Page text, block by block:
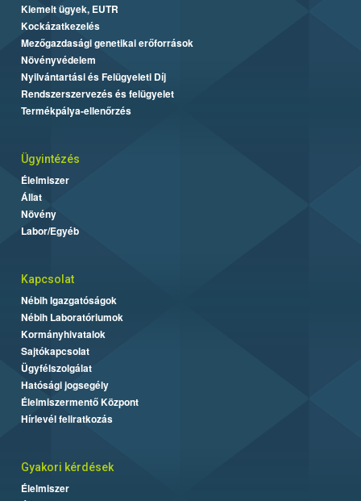
Kiemelt ügyek, EUTR
Kockázatkezelés
Mezőgazdasági genetikai erőforrások
Növényvédelem
Nyilvántartási és Felügyeleti Díj
Rendszerszervezés és felügyelet
Termékpálya-ellenőrzés
Ügyintézés
Élelmiszer
Állat
Növény
Labor/Egyéb
Kapcsolat
Nébih Igazgatóságok
Nébih Laboratóriumok
Kormányhivatalok
Sajtókapcsolat
Ügyfélszolgálat
Hatósági jogsegély
Élelmiszermentő Központ
Hírlevél feliratkozás
Gyakori kérdések
Élelmiszer